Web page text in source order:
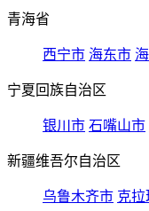
青海省
西宁市 海东市
宁夏回族自治区
银川市 石嘴山市
新疆维吾尔自治区
乌鲁木齐市 克拉